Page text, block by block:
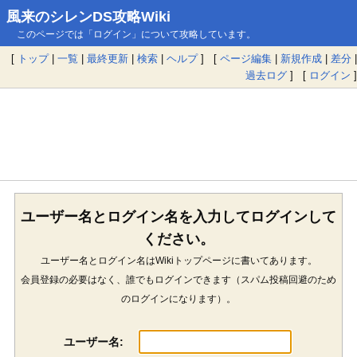
風来のシレンDS攻略Wiki
このページでは「ログイン」について攻略しています。
[ トップ| 一覧 | 最終更新 | 検索 | ヘルプ] [ ページ編集 | 新規作成 | 差分 |
過去ログ ] [ ログイン ]
ユーザー名とログイン名を入力してログインして
ください。
ユーザー名とログイン名はWikiトップページに書いてあります。
会員登録の必要はなく、誰でもログインできます（スパム投稿回避のため
のログインになります）。
ユーザー名: